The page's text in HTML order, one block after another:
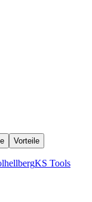
Vorteile
hellbergKS Tools